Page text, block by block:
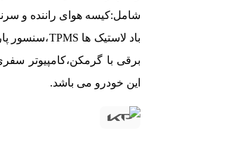
شامل:
این خودرو می باشد.